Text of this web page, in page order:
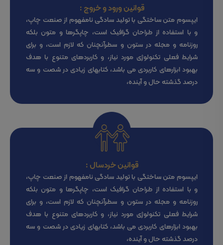
قوانین ورود و خروج :
ایپسوم متن ساختگی با تولید سادگی نامفهوم از صنعت چاپ،
و با استفاده از طراحان گرافیک است، چاپگرها و متون بلکه
روزنامه و مجله در ستون و سطرآنچنان که لازم است، و برای
شرایط فعلی تکنولوژی مورد نیاز، و کاربردهای متنوع با هدف
بهبود ابزارهای کاربردی می باشد، کتابهای زیادی در شصت و سه
درصد گذشته حال و آینده،
قوانین خردسال :
ایپسوم متن ساختگی با تولید سادگی نامفهوم از صنعت چاپ،
و با استفاده از طراحان گرافیک است، چاپگرها و متون بلکه
روزنامه و مجله در ستون و سطرآنچنان که لازم است، و برای
شرایط فعلی تکنولوژی مورد نیاز، و کاربردهای متنوع با هدف
بهبود ابزارهای کاربردی می باشد، کتابهای زیادی در شصت و سه
درصد گذشته حال و آینده،